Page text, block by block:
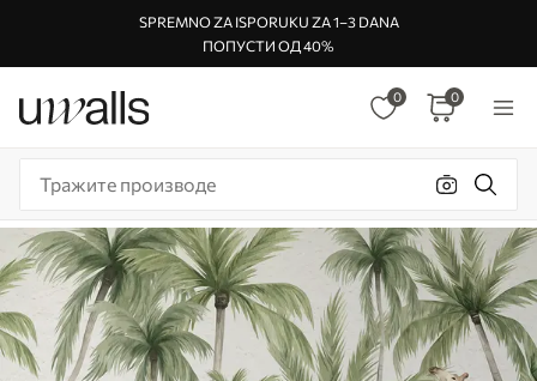
SPREMNO ZA ISPORUKU ZA 1–3 DANA
ПОПУСТИ ОД 40%
0 0